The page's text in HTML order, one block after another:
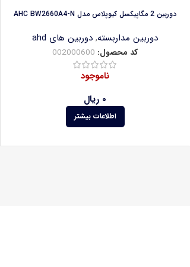
دوربین 2 مگاپیکسل کیوپلاس مدل AHC BW2660A4-N
دوربین مداربسته, دوربین های ahd
کد محصول: 002000600
ناموجود
۰ ریال
اطلاعات بیشتر